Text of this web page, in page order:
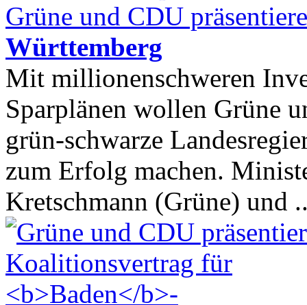
Grüne und CDU
Württemberg
Mit millionenschweren
Sparplänen wollen Grüne
grün-schwarze
zum Erfolg machen.
Kretschmann (Grüne) und